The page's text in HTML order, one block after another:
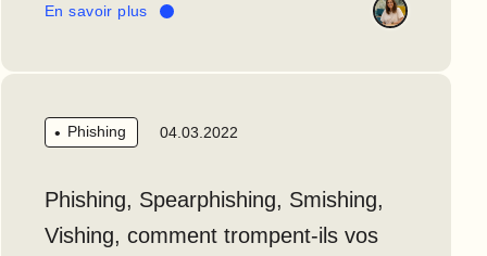
En savoir plus
Phishing 04.03.2022
Phishing, Spearphishing, Smishing,
Vishing, comment trompent-ils vos